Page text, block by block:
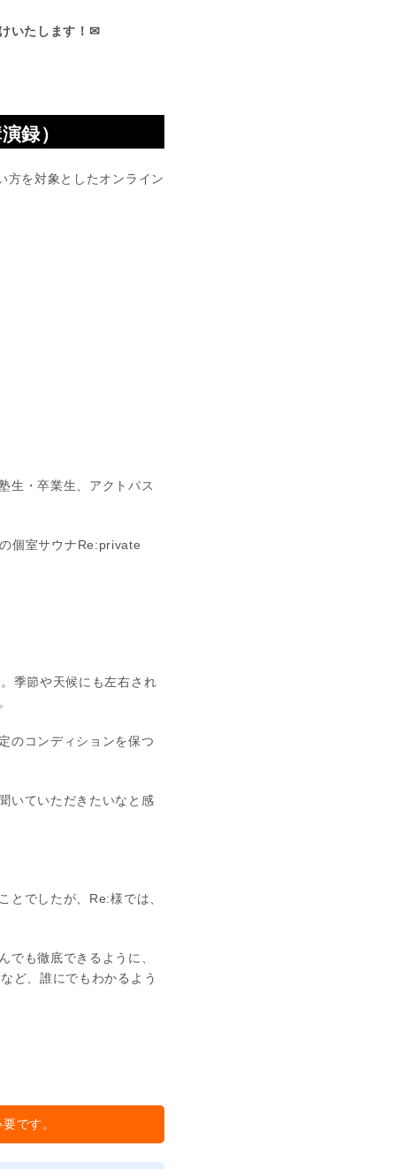
いたします！✉
録）
方を対象としたオンライン
生・卒業生、アクトパス
個室サウナRe:private
季節や天候にも左右され
のコンディションを保つ
いていただきたいなと感
とでしたが、Re:様では、
でも徹底できるように、
ど、誰にでもわかるよう
です。